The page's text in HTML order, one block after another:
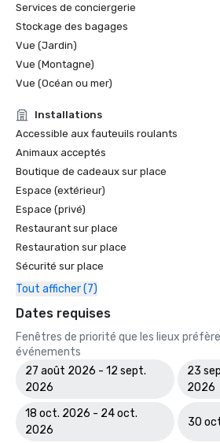
Services de conciergerie
Stockage des bagages
Vue (Jardin)
Vue (Montagne)
Vue (Océan ou mer)
Installations
Accessible aux fauteuils roulants
Animaux acceptés
Boutique de cadeaux sur place
Espace (extérieur)
Espace (privé)
Restaurant sur place
Restauration sur place
Sécurité sur place
Tout afficher (7)
Dates requises
Fenêtres de priorité que les lieux
événements
27 août 2026 - 12 sept.
2026
23
2026
18 oct. 2026 - 24 oct.
2026
30